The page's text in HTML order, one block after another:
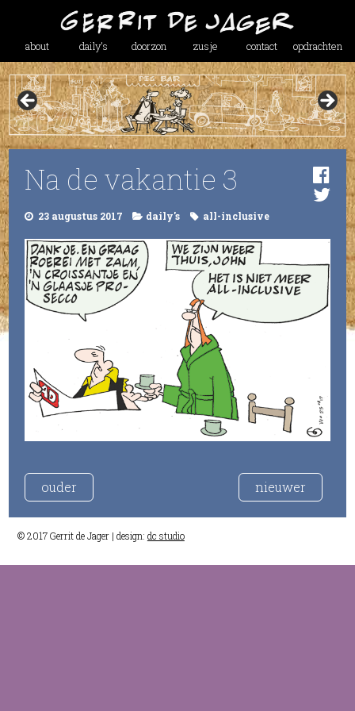
about daily’s doorzon zusje contact opdrachten
Na de vakantie 3
23 augustus 2017 daily's all-inclusive
ouder nieuwer
© 2017 Gerrit de Jager | design: dc studio